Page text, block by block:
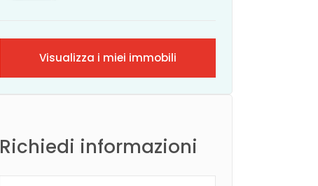
Visualizza i miei immobili
Richiedi informazioni